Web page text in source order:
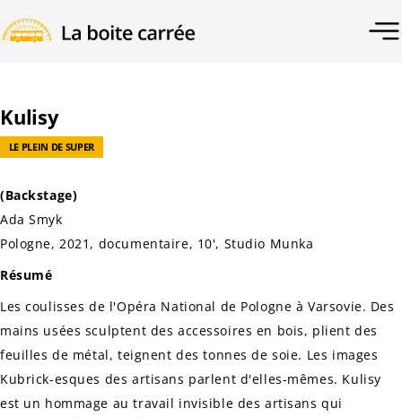
Kulisy
LE PLEIN DE SUPER
(Backstage)
Ada Smyk
Pologne, 2021, documentaire, 10', Studio Munka
Résumé
Les coulisses de l'Opéra National de Pologne à Varsovie. Des
mains usées sculptent des accessoires en bois, plient des
feuilles de métal, teignent des tonnes de soie. Les images
Kubrick-esques des artisans parlent d'elles-mêmes. Kulisy
est un hommage au travail invisible des artisans qui